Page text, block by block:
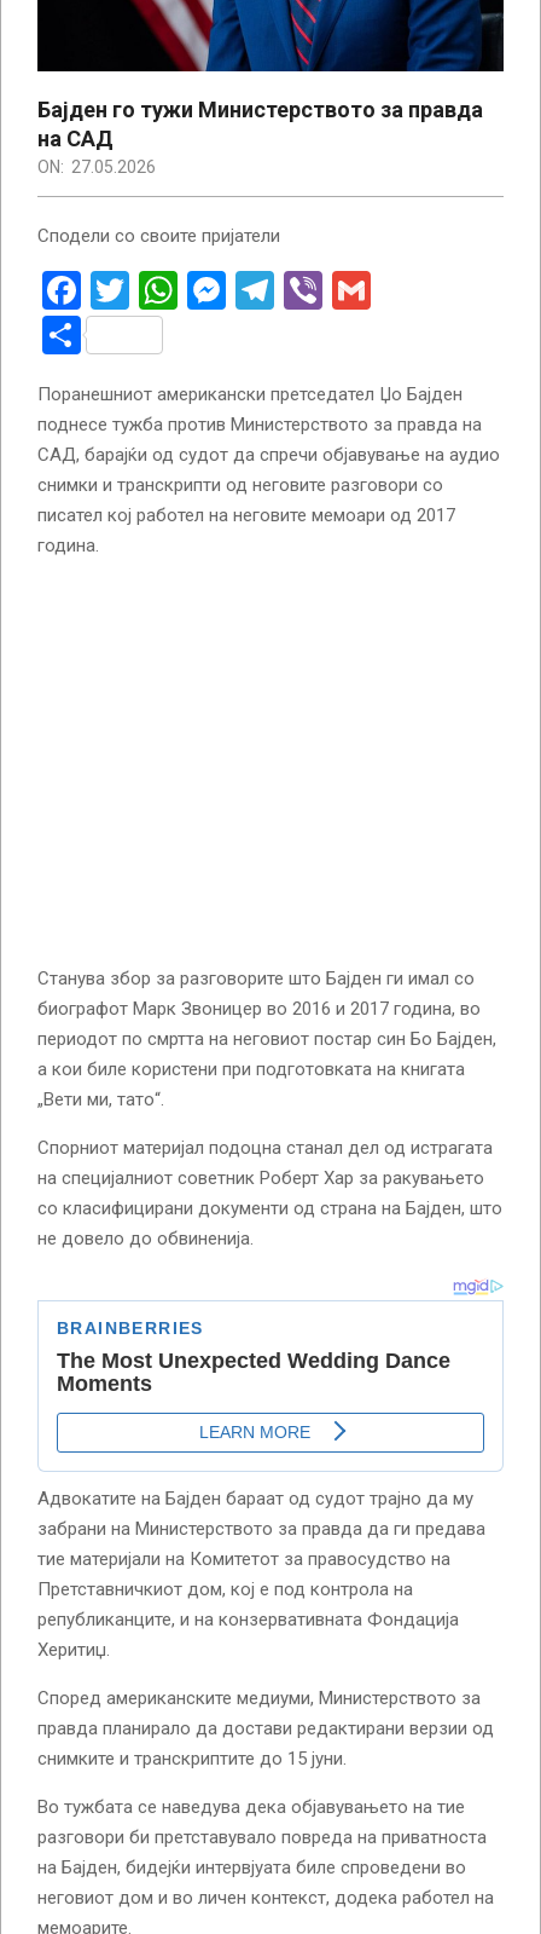
Бајден го тужи Министерството за правда
на САД
ON: 27.05.2026
Сподели со своите пријатели
Facebook
Twitter
WhatsApp
Messenger
Telegram
Viber
Share
Поранешниот американски претседател Џо Бајден
поднесе тужба против Министерството за правда на
САД, барајќи од судот да спречи објавување на аудио
снимки и транскрипти од неговите разговори со
писател кој работел на неговите мемоари од 2017
година.
Станува збор за разговорите што Бајден ги имал со
биографот Марк Звоницер во 2016 и 2017 година, во
периодот по смртта на неговиот постар син Бо Бајден,
а кои биле користени при подготовката на книгата
„Вети ми, тато“.
Спорниот материјал подоцна станал дел од истрагата
на специјалниот советник Роберт Хар за ракувањето
со класифицирани документи од страна на Бајден, што
не довело до обвиненија.
Адвокатите на Бајден бараат од судот трајно да му
забрани на Министерството за правда да ги предава
тие материјали на Комитетот за правосудство на
Претставничкиот дом, кој е под контрола на
републиканците, и на конзервативната Фондација
Херитиџ.
Според американските медиуми, Министерството за
правда планирало да достави редактирани верзии од
снимките и транскриптите до 15 јуни.
Во тужбата се наведува дека објавувањето на тие
разговори би претставувало повреда на приватноста
на Бајден, бидејќи интервјуата биле спроведени во
неговиот дом и во личен контекст, додека работел на
мемоарите.